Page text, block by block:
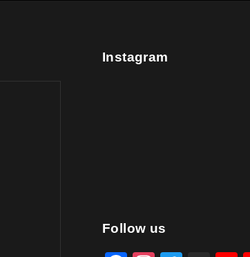
Instagram
Follow us